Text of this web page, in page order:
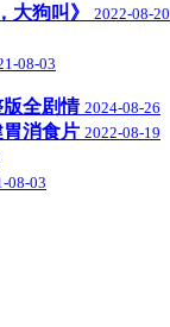
大狗叫》 2022-08-20
08-03
版全剧情 2024-08-26
消食片 2022-08-19
08-03